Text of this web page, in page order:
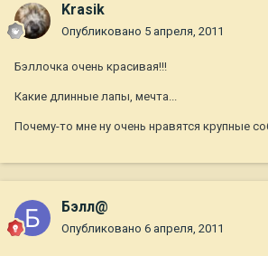
Krasik
Опубликовано 5 апреля, 2011
Бэллочка очень красивая!!!
Какие длинные лапы, мечта...
Почему-то мне ну очень нравятся крупные
Бэлл@
Опубликовано 6 апреля, 2011